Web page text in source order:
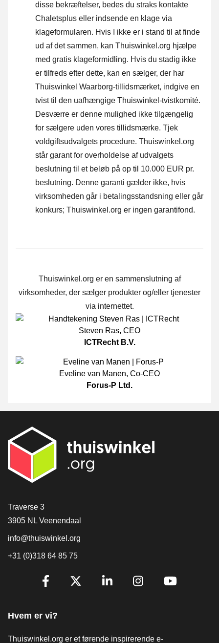
disse bekræftelser, bedes du straks kontakte
Chaletsplus eller indsende en klage via
klageformularen. Hvis I ikke er i stand til at finde
ud af det sammen, kan Thuiswinkel.org hjælpe
med gratis klageformidling. Hvis du stadig ikke
er tilfreds efter dette, kan en sælger, der har
Thuiswinkel Waarborg-tillidsmærket, indgive en
tvist til den uafhængige Thuiswinkel-tvistkomité.
Desværre er denne mulighed ikke tilgængelig
for sælgere uden vores tillidsmærke. Tjek
voldgiftsudvalgets procedure. Thuiswinkel.org
står garant for overholdelse af udvalgets
beslutning til et beløb på op til 10.000 EUR pr.
beslutning. Denne garanti gælder ikke, hvis
virksomheden går i betalingsstandsning eller går
konkurs; Thuiswinkel.org er ingen garantifond.
Thuiswinkel.org er en sammenslutning af
virksomheder, der sælger produkter og/eller tjenester
via internettet.
Steven Ras, CEO
ICTRecht B.V.
Eveline van Manen, Co-CEO
Forus-P Ltd.
[_General:Contact]
Traverse 3
3905 NL Veenendaal
info@thuiswinkel.org
+31 (0)318 64 85 75
[_General:SocialMediaTitle]
Hvem er vi?
Thuiswinkel.org er et førende inspirerende e-